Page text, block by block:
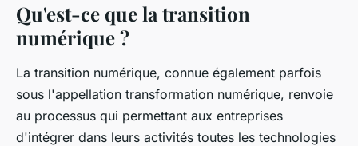
Qu'est-ce que la transition
numérique ?
La transition numérique, connue également parfois
sous l'appellation transformation numérique, renvoie
au processus qui permettant aux entreprises
d'intégrer dans leurs activités toutes les technologies